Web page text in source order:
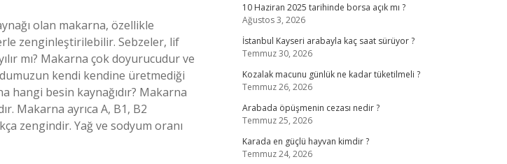
olan makarna, özellikle
zenginleştirilebilir. Sebzeler, lif
mı? Makarna çok doyurucudur ve
kendi kendine üretmediği
hangi besin kaynağıdır? Makarna
Makarna ayrıca A, B1, B2
zengindir. Yağ ve sodyum oranı
10 Haziran 2025 tarihinde borsa açık mı ?
Ağustos 3, 2026
İstanbul Kayseri arabayla kaç saat sürüyor ?
Temmuz 30, 2026
Kozalak macunu günlük ne kadar tüketilmeli ?
Temmuz 26, 2026
Arabada öpüşmenin cezası nedir ?
Temmuz 25, 2026
Karada en güçlü hayvan kimdir ?
Temmuz 24, 2026